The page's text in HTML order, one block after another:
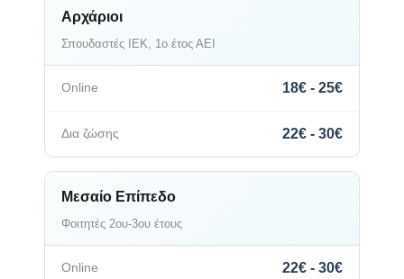
Αρχάριοι
Σπουδαστές ΙΕΚ, 1ο έτος ΑΕΙ
18€ - 25€
22€ - 30€
Μεσαίο Επίπεδο
Φοιτητές 2ου-3ου έτους
22€ - 30€